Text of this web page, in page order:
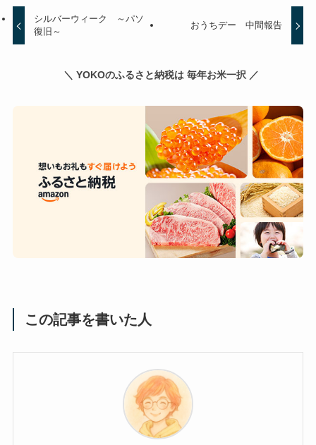
シルバーウィーク ～パソ
復旧～
おうちデー 中間報告
＼ YOKOのふるさと納税は 毎年お米一択 ／
この記事を書いた人